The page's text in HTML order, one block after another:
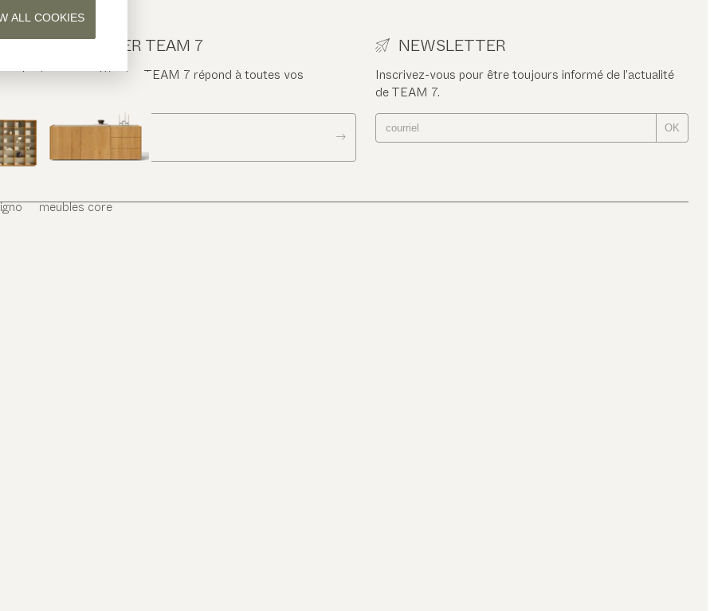
ALL COOKIES
meublescore
CONTACTER TEAM 7
Écrivez-nous. L’équipe TEAM 7 répond à toutes vos
Contacter
NEWSLETTER
Inscrivez-vous pour être toujours informé de l’actualité
de TEAM 7.
OK